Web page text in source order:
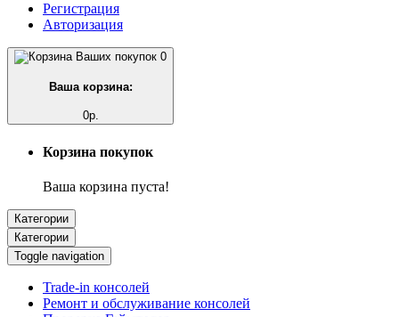
Регистрация
Авторизация
0
Ваша корзина:
0р.
Корзина покупок
Ваша корзина пуста!
Категории
Категории
Toggle navigation
Trade-in консолей
Ремонт и обслуживание консолей